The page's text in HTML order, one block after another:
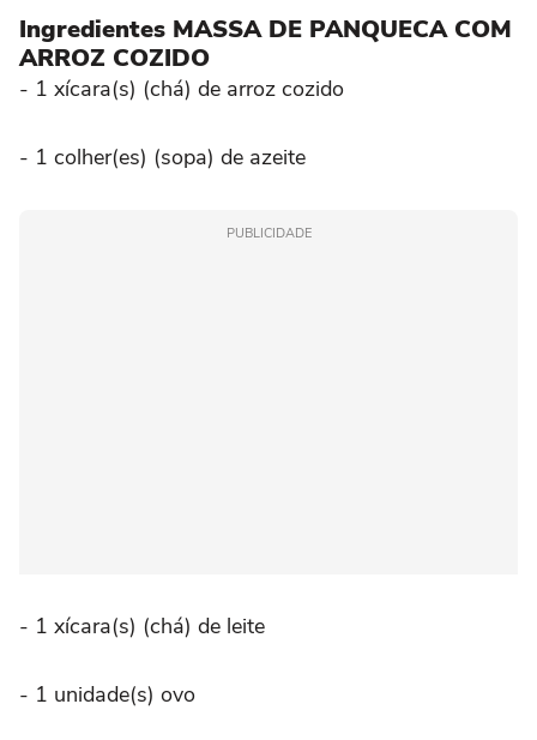
Ingredientes MASSA DE PANQUECA COM
ARROZ COZIDO
- 1 xícara(s) (chá) de arroz cozido
- 1 colher(es) (sopa) de azeite
PUBLICIDADE
- 1 xícara(s) (chá) de leite
- 1 unidade(s) ovo